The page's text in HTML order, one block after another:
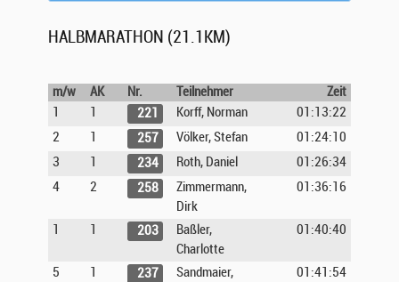
HALBMARATHON (21.1KM)
m/w AK Nr. Teilnehmer
Zeit
1
1 221 Korff, Norman
01:13:22
2
1 257 Völker, Stefan
01:24:10
3
1 234 Roth, Daniel
01:26:34
4
2 258
Zimmermann,
Dirk
01:36:16
1 1 203
Baßler,
Charlotte
01:40:40
5 1 237
Sandmaier,
01:41:54